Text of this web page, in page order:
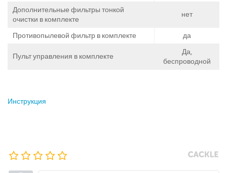
Дополнительные фильтры тонкой
очистки в комплекте
нет
Противопылевой фильтр в комплекте
да
Пульт управления в комплекте
Да,
беспроводной
Инструкция